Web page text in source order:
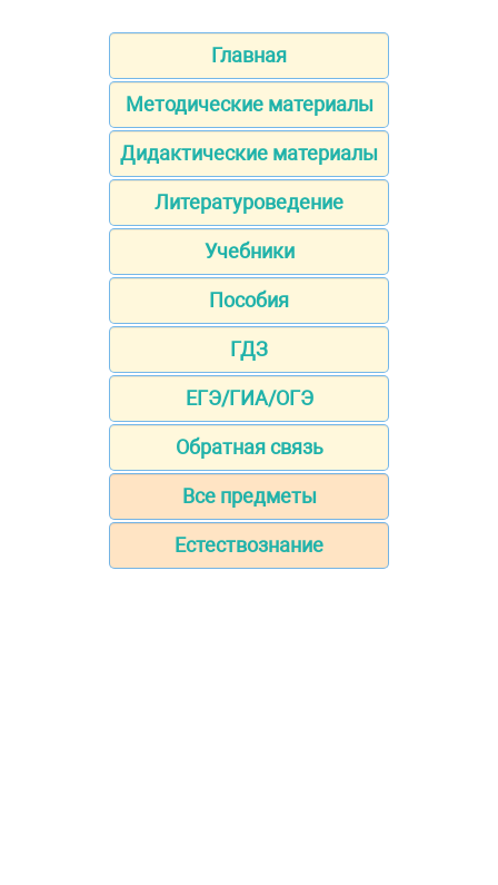
Главная
Методические материалы
Дидактические материалы
Литературоведение
Учебники
Пособия
ГДЗ
ЕГЭ/ГИА/ОГЭ
Обратная связь
Все предметы
Естествознание